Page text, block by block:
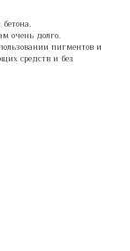
очень долго.
пигментов и
средств и без